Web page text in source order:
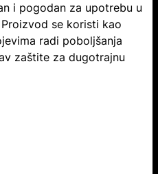
i pogodan za upotrebu u
se koristi kao
radi poboljšanja
zaštite za dugotrajnu